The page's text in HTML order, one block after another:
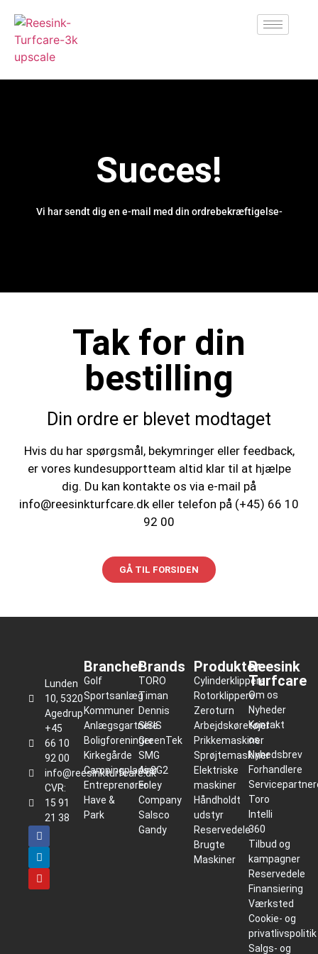
Succes!
Vi har sendt dig en e-mail med din ordrebekræftigelse-
Tak for din
bestilling
Din ordre er blevet modtaget
Hvis du har spørgsmål, bekymringer eller feedback,
er vores kundesupportteam altid klar til at hjælpe
dig. Du kan kontakte os via e-mail på
info@reesinkturfcare.dk eller telefon på (+45) 66 10
92 00
GÅ TIL FORSIDEN
Lunden
10, 5320
Agedrup
+45
66 10
92 00
info@reesinkturfcare.dk
CVR:
15 91
21 38
Brancher
Golf
Sportsanlæg
Kommuner
Anlægsgartnere
Boligforeninger
Kirkegårde
Campingpladser
Entreprenører
Have &
Park
Brands
TORO
Timan
Dennis
SISIS
GreenTek
SMG
Air2G2
Foley
Company
Salsco
Gandy
Produkter
Cylinderklippere
Rotorklippere
Zeroturn
Arbejdskøretøjer
Prikkemaskiner
Sprøjtemaskiner
Elektriske
maskiner
Håndholdt
udstyr
Reservedele
Brugte
Maskiner
Reesink
Turfcare
Om os
Nyheder
Kontakt
os
Nyhedsbrev
Forhandlere
Toro
Intelli
360
Tilbud og
kampagner
Reservedele
Finansiering
Værksted
Cookie- og
privatlivspolitik
Salgs- og